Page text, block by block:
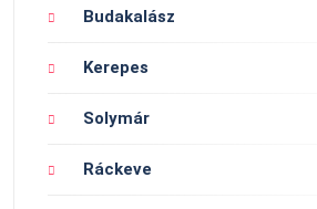
Budakalász
Kerepes
Solymár
Ráckeve